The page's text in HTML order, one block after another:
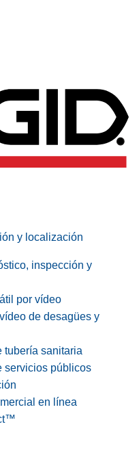
y localización
inspección y
por vídeo
de desagües y
tubería sanitaria
servicios públicos
en línea